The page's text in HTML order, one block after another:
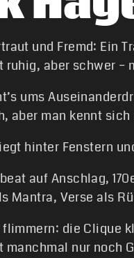
und Fremd: Ein
ruhig, aber schwer
ums
aber man kennt
hinter Fenstern
auf Anschlag,
Mantra, Verse als
die Clique
manchmal nur noch